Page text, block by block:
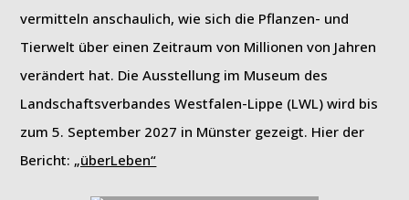
vermitteln anschaulich, wie sich die Pflanzen- und
Tierwelt über einen Zeitraum von Millionen von Jahren
verändert hat. Die Ausstellung im Museum des
Landschaftsverbandes Westfalen-Lippe (LWL) wird bis
zum 5. September 2027 in Münster gezeigt. Hier der
Bericht: „überLeben“